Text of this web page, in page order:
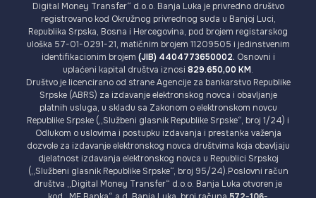
Digital Money Transfer“ d.o.o. Banja Luka je privredno društvo
registrovano kod Okružnog privrednog suda u Banjoj Luci,
Republika Srpska, Bosna i Hercegovina, pod brojem registarskog
uloška 57-01-0291-21, matičnim brojem 11209505 i jedinstvenim
identifikacionim brojem (JIB) 4404773650002. Osnovni i
uplaćeni kapital društva iznosi 829.650,00 KM.
Društvo je licencirano od strane Agencije za bankarstvo Republike
Srpske (ABRS) za izdavanje elektronskog novca i obavljanje
platnih usluga, u skladu sa Zakonom o elektronskom novcu
Republike Srpske („Službeni glasnik Republike Srpske“, broj 1/24) i
Odlukom o uslovima i postupku izdavanja i prestanka važenja
dozvole za izdavanje elektronskog novca društvima koja obavljaju
djelatnost izdavanja elektronskog novca u Republici Srpskoj
(„Službeni glasnik Republike Srpske“, broj 95/24).Poslovni račun
društva „Digital Money Transfer“ d.o.o. Banja Luka otvoren je